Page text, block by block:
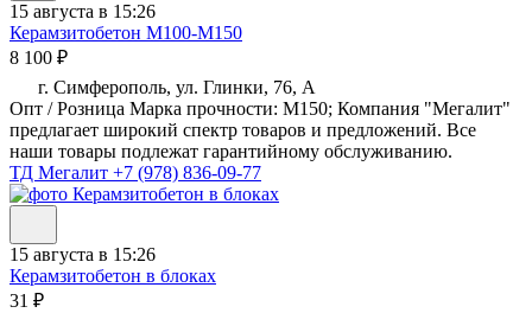
15 августа в 15:26
Керамзитобетон М100-М150
8 100 ₽
г. Симферополь, ул. Глинки, 76, А
Опт / Розница Марка прочности: М150; Компания "Мегалит"
предлагает широкий спектр товаров и предложений. Все
наши товары подлежат гарантийному обслуживанию.
ТД Мегалит +7 (978) 836-09-77
15 августа в 15:26
Керамзитобетон в блоках
31 ₽